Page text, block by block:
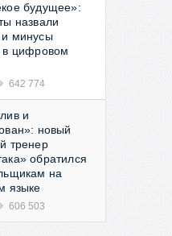
будущее»:
назвали
минусы
в цифровом
642 774
и
новый
тренер
обратился
на
языке
606 503